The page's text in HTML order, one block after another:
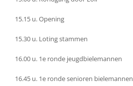
15.15 u. Opening
15.30 u. Loting stammen
16.00 u. 1e ronde jeugdbielemannen
16.45 u. 1e ronde senioren bielemannen